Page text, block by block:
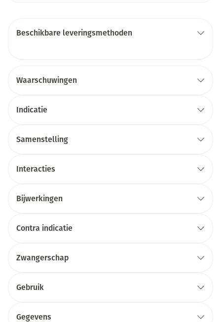
Beschikbare leveringsmethoden
Waarschuwingen
Indicatie
Samenstelling
Interacties
Bijwerkingen
Contra indicatie
Zwangerschap
Gebruik
Gegevens